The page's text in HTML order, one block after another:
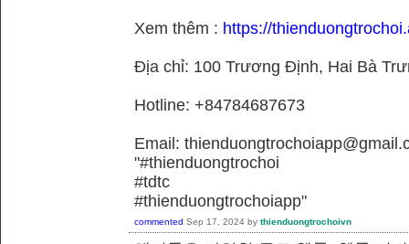
Xem thêm : https://
Địa chỉ: 100 Trương Định, Hai Bà
Hotline: +84784687673
Email:
"#thienduongtrochoi
#tdtc
#thienduongtrochoiapp"
commented Sep 17, 2024 by thienduongtrochoivn